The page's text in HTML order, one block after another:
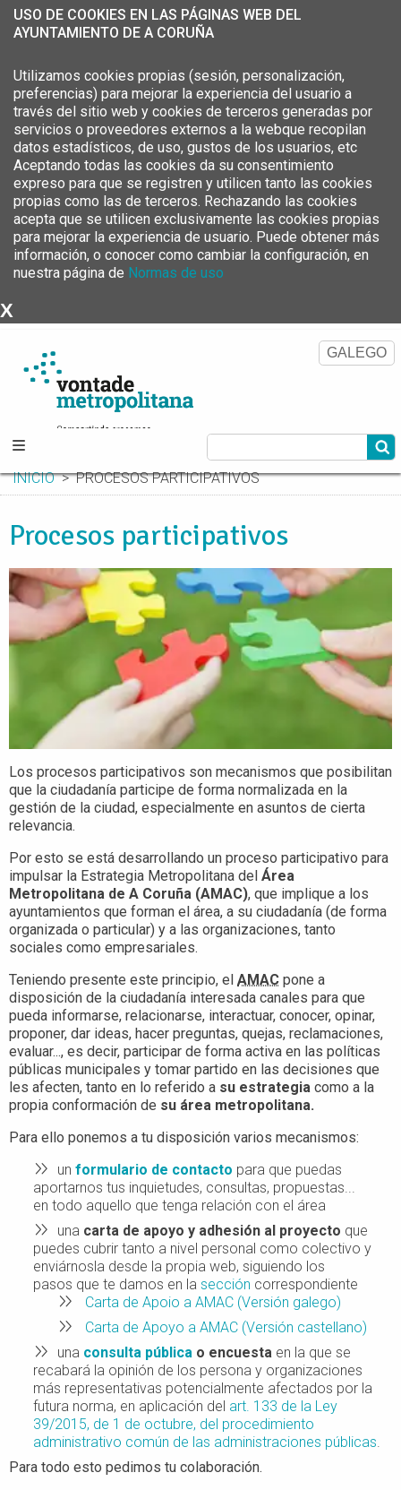
USO DE COOKIES EN LAS PÁGINAS WEB DEL
AYUNTAMIENTO DE A CORUÑA
Utilizamos cookies propias (sesión, personalización,
preferencias) para mejorar la experiencia del usuario a
través del sitio web y cookies de terceros generadas por
servicios o proveedores externos a la webque recopilan
datos estadísticos, de uso, gustos de los usuarios, etc
Aceptando todas las cookies da su consentimiento
expreso para que se registren y utilicen tanto las cookies
propias como las de terceros. Rechazando las cookies
acepta que se utilicen exclusivamente las cookies propias
para mejorar la experiencia de usuario. Puede obtener más
información, o conocer como cambiar la configuración, en
nuestra página de Normas de uso
X
GALEGO
INICIO PROCESOS PARTICIPATIVOS
Procesos participativos
Los procesos participativos son mecanismos que posibilitan
que la ciudadanía participe de forma normalizada en la
gestión de la ciudad, especialmente en asuntos de cierta
relevancia.
Por esto se está desarrollando un proceso participativo para
impulsar la Estrategia Metropolitana del Área
Metropolitana de A Coruña (AMAC), que implique a los
ayuntamientos que forman el área, a su ciudadanía (de forma
organizada o particular) y a las organizaciones, tanto
sociales como empresariales.
Teniendo presente este principio, el AMAC pone a
disposición de la ciudadanía interesada canales para que
pueda informarse, relacionarse, interactuar, conocer, opinar,
proponer, dar ideas, hacer preguntas, quejas, reclamaciones,
evaluar..., es decir, participar de forma activa en las políticas
públicas municipales y tomar partido en las decisiones que
les afecten, tanto en lo referido a su estrategia como a la
propia conformación de su área metropolitana.
Para ello ponemos a tu disposición varios mecanismos:
un formulario de contacto para que puedas
aportarnos tus inquietudes, consultas, propuestas...
en todo aquello que tenga relación con el área
una carta de apoyo y adhesión al proyecto que
puedes cubrir tanto a nivel personal como colectivo y
enviárnosla desde la propia web, siguiendo los
pasos que te damos en la sección correspondiente
Carta de Apoio a AMAC (Versión galego)
Carta de Apoyo a AMAC (Versión castellano)
una consulta pública o encuesta en la que se
recabará la opinión de los persona y organizaciones
más representativas potencialmente afectados por la
futura norma, en aplicación del art. 133 de la Ley
39/2015, de 1 de octubre, del procedimiento
administrativo común de las administraciones públicas.
Para todo esto pedimos tu colaboración.